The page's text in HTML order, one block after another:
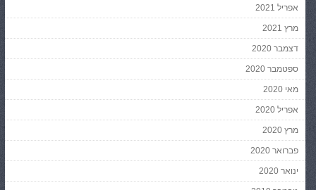
אפריל 2021
מרץ 2021
דצמבר 2020
ספטמבר 2020
מאי 2020
אפריל 2020
מרץ 2020
פברואר 2020
ינואר 2020